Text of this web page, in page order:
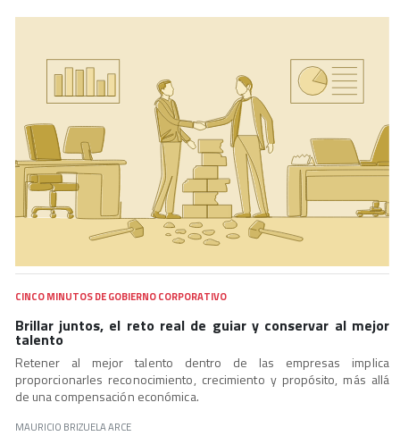
CINCO MINUTOS DE GOBIERNO CORPORATIVO
Brillar juntos, el reto real de guiar y conservar al mejor
talento
Retener al mejor talento dentro de las empresas implica
proporcionarles reconocimiento, crecimiento y propósito, más allá
de una compensación económica.
MAURICIO BRIZUELA ARCE